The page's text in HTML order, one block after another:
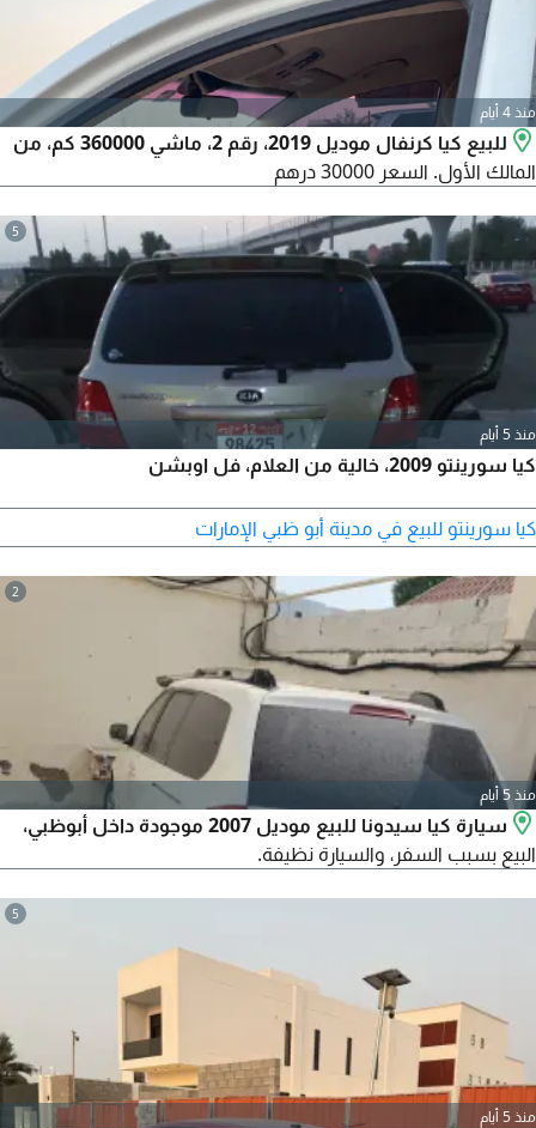
منذ 4 أيام
للبيع كيا كرنفال موديل 2019، رقم 2، ماشي 360000 كم، من
المالك الأول. السعر 30000 درهم
5
منذ 5 أيام
كيا سورينتو 2009، خالية من العلام، فل اوبشن
كيا سورينتو للبيع في مدينة أبو ظبي الإمارات
2
منذ 5 أيام
سيارة كيا سيدونا للبيع موديل 2007 موجودة داخل أبوظبي،
البيع بسبب السفر، والسيارة نظيفة.
5
منذ 5 أيام